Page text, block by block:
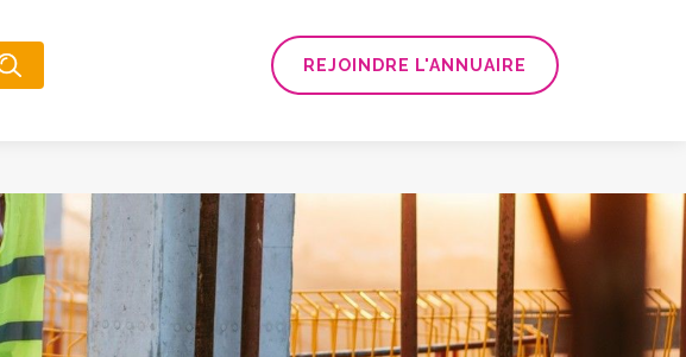
REJOINDRE L'ANNUAIRE